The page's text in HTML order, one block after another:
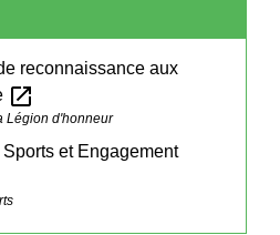
reconnaissance aux
open_in_new
Légion d'honneur
et Engagement